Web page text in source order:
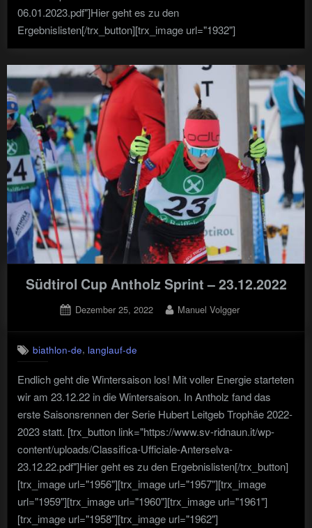
06.01.2023.pdf"]Hier geht es zu den
Ergebnislisten[/trx_button][trx_image url="1932"]
Südtirol Cup Antholz Sprint – 23.12.2022
Posted
Dezember 25, 2022 By
Manuel Volgger
biathlon-de, langlauf-de
Endlich geht die Wintersaison los! Mit voller Energie starteten
wir am 23.12.22 in die Wintersaison. In Antholz fand das
erste Saisonsrennen der Serie Hubert Leitgeb Trophäe 2022-
2023 statt. [trx_button link="https://www.sv-ridnaun.it/wp-
content/uploads/Classifica-Ufficiale-Anterselva-
23.12.22.pdf"]Hier geht es zu den Ergebnislisten[/trx_button]
[trx_image url="1956"][trx_image url="1957"][trx_image
url="1959"][trx_image url="1960"][trx_image url="1961"]
[trx_image url="1958"][trx_image url="1962"]